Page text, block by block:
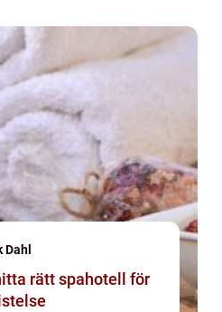
Dahl
rätt spahotell för